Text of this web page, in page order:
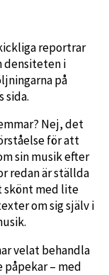
reportrar
densiteten i
på
sida.
Nej, det
för att
sin musik efter
redan är ställda
skönt med lite
om sig själv i
velat behandla
påpekar – med